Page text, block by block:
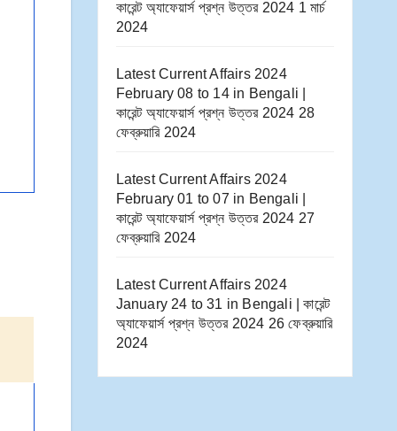
কারেন্ট অ্যাফেয়ার্স প্রশ্ন উত্তর 2024 1 মার্চ
2024
Latest Current Affairs 2024
February 08 to 14​ in Bengali |
কারেন্ট অ্যাফেয়ার্স প্রশ্ন উত্তর 2024 28
ফেব্রুয়ারি 2024
Latest Current Affairs 2024
February 01 to 07​ in Bengali |
কারেন্ট অ্যাফেয়ার্স প্রশ্ন উত্তর 2024 27
ফেব্রুয়ারি 2024
Latest Current Affairs 2024
January 24 to 31​ in Bengali | কারেন্ট
অ্যাফেয়ার্স প্রশ্ন উত্তর 2024 26 ফেব্রুয়ারি
2024